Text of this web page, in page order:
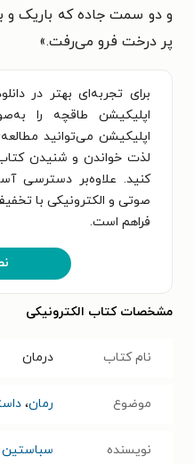
و دو سمت جاده که باریک
پر درخت فرو می‌رفت.»
برای تجربه‌ای بهتر در
اپلیکیشن طاقچه را
اپلیکیشن می‌توانید
لذت خواندن و شنیدن
کنید. علاوه‌بر دسترسی
صوتی و الکترونیکی با
فراهم است.
مشخصات کتاب الکترونیکی
نام کتاب درمان
موضوع رمان،
نویسنده